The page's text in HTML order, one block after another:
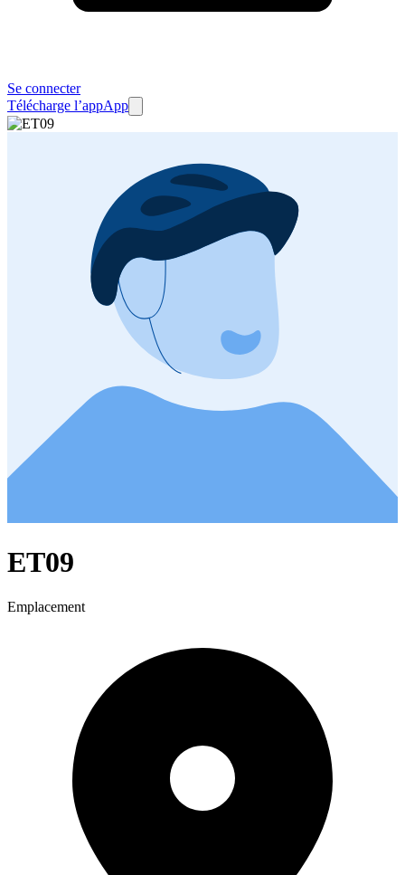
Se connecter
Télécharge l’appApp
ET09
Emplacement